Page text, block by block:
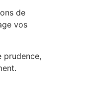
de
vos
prudence,